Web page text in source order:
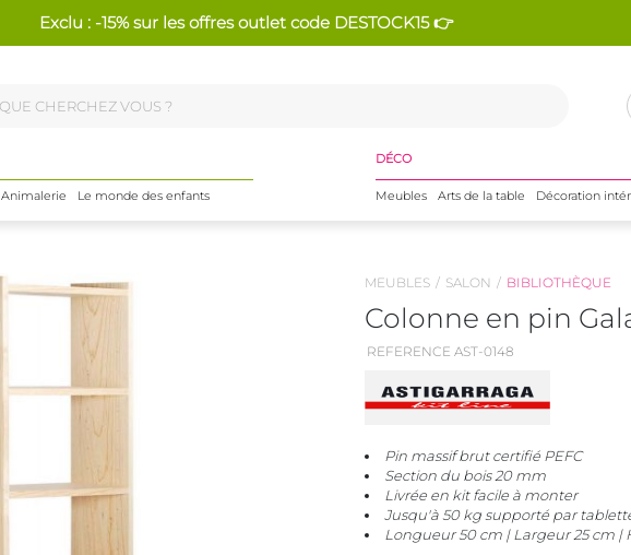
Exclu : -15% sur les offres outlet code DESTOCK15 👉
Animalerie Le monde des enfants
DÉCO
Meubles Arts de la table Décoration
MEUBLES SALON BIBLIOTHÈQUE
Colonne en pin
REFERENCE AST-0148
Pin massif brut certifié PEFC
Section du bois 20 mm
Livrée en kit facile à monter
Jusqu'à 50 kg supporté par
Longueur 50 cm | Largeur 25 cm |